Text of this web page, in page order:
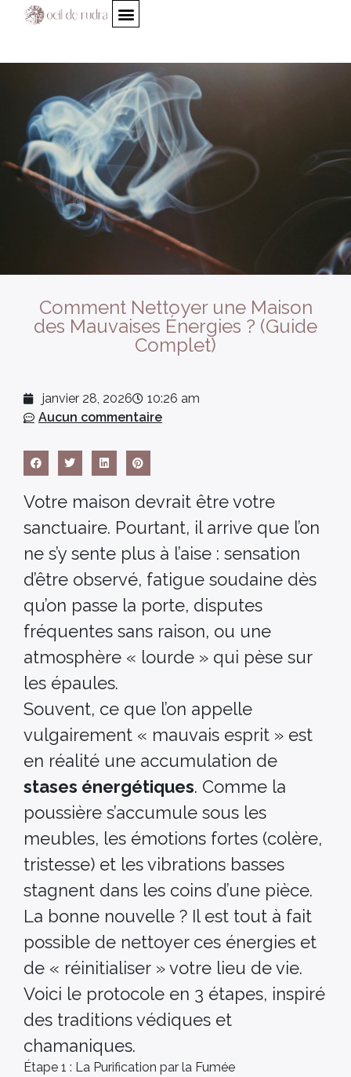
Comment Nettoyer une Maison
des Mauvaises Énergies ? (Guide
Complet)
janvier 28, 2026
10:26 am
Aucun commentaire
Votre maison devrait être votre
sanctuaire. Pourtant, il arrive que l’on
ne s’y sente plus à l’aise : sensation
d’être observé, fatigue soudaine dès
qu’on passe la porte, disputes
fréquentes sans raison, ou une
atmosphère « lourde » qui pèse sur
les épaules.
Souvent, ce que l’on appelle
vulgairement « mauvais esprit » est
en réalité une accumulation de
stases énergétiques. Comme la
poussière s’accumule sous les
meubles, les émotions fortes (colère,
tristesse) et les vibrations basses
stagnent dans les coins d’une pièce.
La bonne nouvelle ? Il est tout à fait
possible de nettoyer ces énergies et
de « réinitialiser » votre lieu de vie.
Voici le protocole en 3 étapes, inspiré
des traditions védiques et
chamaniques.
Étape 1 : La Purification par la Fumée